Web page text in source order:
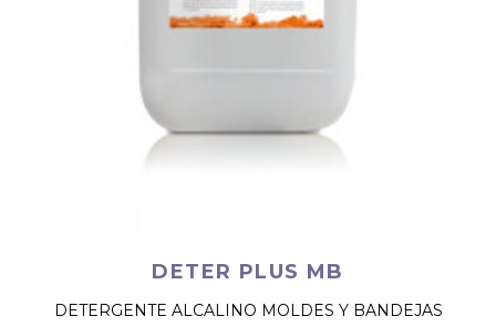
DETER PLUS MB
DETERGENTE ALCALINO MOLDES Y BANDEJAS